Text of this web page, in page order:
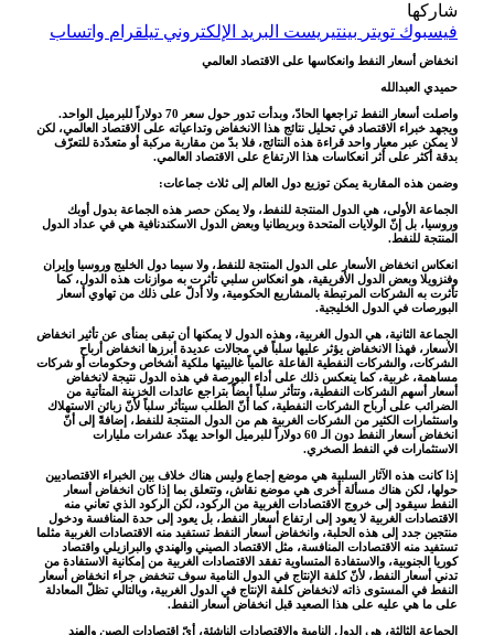
شاركها
فيسبوك تويتر بينتيريست البريد الإلكتروني تيلقرام واتساب
انخفاض أسعار النفط وانعكاسها على الاقتصاد العالمي
حميدي العبدالله
واصلت أسعار النفط تراجعها الحادّ، وبدأت تدور حول سعر 70 دولاراً للبرميل الواحد.
ويجهد خبراء الاقتصاد في تحليل نتائج هذا الانخفاض وتداعياته على الاقتصاد العالمي، لكن
لا يمكن عبر معيار واحد قراءة هذه النتائج، فلا بدّ من مقاربة مركبة أو متعدّدة للتعرّف
بدقة أكثر على أثر انعكاسات هذا الارتفاع على الاقتصاد العالمي.
وضمن هذه المقاربة يمكن توزيع دول العالم إلى ثلاث جماعات:
الجماعة الأولى، هي الدول المنتجة للنفط، ولا يمكن حصر هذه الجماعة بدول أوبك
وروسيا، بل إنّ الولايات المتحدة وبريطانيا وبعض الدول الاسكندنافية هي في عداد الدول
المنتجة للنفط.
انعكاس انخفاض الأسعار على الدول المنتجة للنفط، ولا سيما دول الخليج وروسيا وإيران
وفنزويلا وبعض الدول الأفريقية، هو انعكاس سلبي تأثرت به موازنات هذه الدول، كما
تأثرت به الشركات المرتبطة بالمشاريع الحكومية، ولا أدلّ على ذلك من تهاوي أسعار
البورصات في الدول الخليجية.
الجماعة الثانية، هي الدول الغربية، وهذه الدول لا يمكنها أن تبقى بمنأى عن تأثير انخفاض
الأسعار، فهذا الانخفاض يؤثر عليها سلباً في مجالات عديدة أبرزها انخفاض أرباح
الشركات، والشركات النفطية الفاعلة عالمياً غالبيتها ملكية أشخاص وحكومات أو شركات
مساهمة، غربية، كما ينعكس ذلك على أداء البورصة في هذه الدول نتيجة لانخفاض
أسعار أسهم الشركات النفطية، وتتأثر سلباً أيضاً بتراجع عائدات الخزينة المتأتية من
الضرائب على أرباح الشركات النفطية، كما أنّ الطلب سيتأثر سلباً لأنّ زبائن الاستهلاك
واستثمارات الكثير من الشركات الغربية هم من الدول المنتجة للنفط، إضافةً إلى أنّ
انخفاض أسعار النفط دون الـ 60 دولاراً للبرميل الواحد يهدّد عشرات مليارات
الاستثمارات في النفط الصخري.
إذا كانت هذه الآثار السلبية هي موضع إجماع وليس هناك خلاف بين الخبراء الاقتصاديين
حولها، لكن هناك مسألة أخرى هي موضع نقاش، وتتعلق بما إذا كان انخفاض أسعار
النفط سيقود إلى خروج الاقتصادات الغربية من الركود، لكن الركود الذي تعاني منه
الاقتصادات الغربية لا يعود إلى ارتفاع أسعار النفط، بل يعود إلى حدة المنافسة ودخول
منتجين جدد إلى هذه الحلبة، وانخفاض أسعار النفط تستفيد منه الاقتصادات الغربية مثلما
تستفيد منه الاقتصادات المنافسة، مثل الاقتصاد الصيني والهندي والبرازيلي واقتصاد
كوريا الجنوبية، والاستفادة المتساوية تفقد الاقتصادات الغربية من إمكانية الاستفادة من
تدني أسعار النفط، لأنّ كلفة الإنتاج في الدول النامية سوف تنخفض جراء انخفاض أسعار
النفط في المستوى ذاته لانخفاض كلفة الإنتاج في الدول الغربية، وبالتالي تظلّ المعادلة
على ما هي عليه على هذا الصعيد قبل انخفاض أسعار النفط.
الجماعة الثالثة، هي الدول النامية والاقتصادات الناشئة، أيّ اقتصادات الصين والهند